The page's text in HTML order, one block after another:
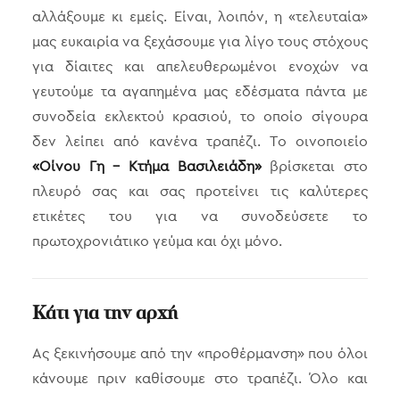
αλλάξουμε κι εμείς. Είναι, λοιπόν, η «τελευταία»
μας ευκαιρία να ξεχάσουμε για λίγο τους στόχους
για δίαιτες και απελευθερωμένοι ενοχών να
γευτούμε τα αγαπημένα μας εδέσματα πάντα με
συνοδεία εκλεκτού κρασιού, το οποίο σίγουρα
δεν λείπει από κανένα τραπέζι. Το οινοποιείο
«Οίνου Γη – Κτήμα Βασιλειάδη»βρίσκεται στο
πλευρό σας και σας προτείνει τις καλύτερες
ετικέτες του για να συνοδεύσετε το
πρωτοχρονιάτικο γεύμα και όχι μόνο.
Κάτι για την αρχή
Ας ξεκινήσουμε από την «προθέρμανση» που όλοι
κάνουμε πριν καθίσουμε στο τραπέζι. Όλο και